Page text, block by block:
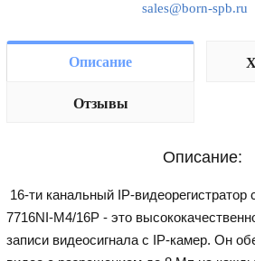
sales@born-spb.ru
Описание
Отзывы
Описание:
16-ти канальный IP-
7716NI-M4/16P - это
записи видеосигнала с IP-камер. Он